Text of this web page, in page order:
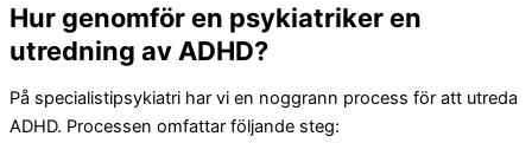
Hur genomför en psykiatriker en
utredning av ADHD?
På specialistipsykiatri har vi en noggrann process för att utreda
ADHD. Processen omfattar följande steg: